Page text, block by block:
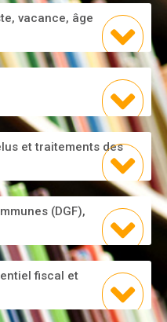
vacance, âge
et traitements des
(DGF),
fiscal et